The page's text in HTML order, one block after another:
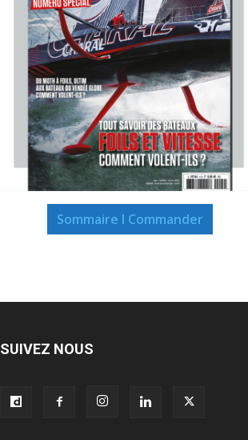
Sommaire I Commander
SUIVEZ NOUS